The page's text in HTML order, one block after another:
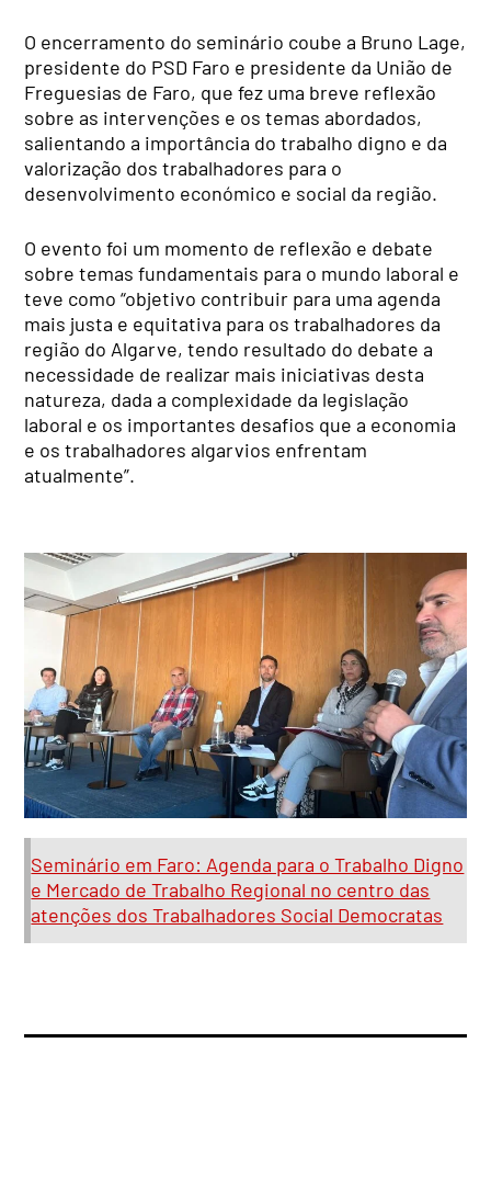
O encerramento do seminário coube a Bruno Lage,
presidente do PSD Faro e presidente da União de
Freguesias de Faro, que fez uma breve reflexão
sobre as intervenções e os temas abordados,
salientando a importância do trabalho digno e da
valorização dos trabalhadores para o
desenvolvimento económico e social da região.
O evento foi um momento de reflexão e debate
sobre temas fundamentais para o mundo laboral e
teve como “objetivo contribuir para uma agenda
mais justa e equitativa para os trabalhadores da
região do Algarve, tendo resultado do debate a
necessidade de realizar mais iniciativas desta
natureza, dada a complexidade da legislação
laboral e os importantes desafios que a economia
e os trabalhadores algarvios enfrentam
atualmente”.
Seminário em Faro: Agenda para o Trabalho Digno
e Mercado de Trabalho Regional no centro das
atenções dos Trabalhadores Social Democratas